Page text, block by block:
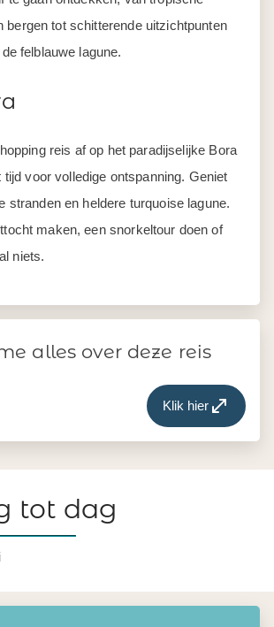
bergen tot schitterende uitzichtpunten
felblauwe lagune.
reis af op het paradijselijke Bora
tijd voor volledige ontspanning. Geniet
stranden en heldere turquoise lagune.
maken, een snorkeltour doen of
niets.
alles over deze reis
Klik hier
tot dag